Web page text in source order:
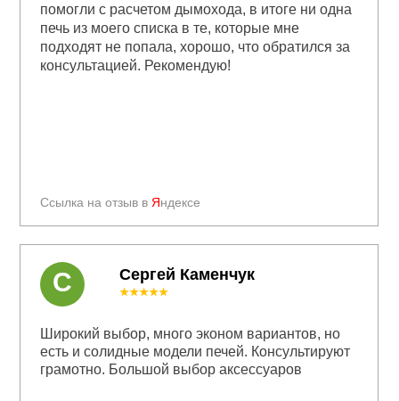
Ссылка на отзыв в Яндексе
помогли с расчетом дымохода, в итоге ни одна
печь из моего списка в те, которые мне
подходят не попала, хорошо, что обратился за
консультацией. Рекомендую!
Сергей Каменчук
★★★★★
Широкий выбор, много эконом вариантов, но
есть и солидные модели печей. Консультируют
грамотно. Большой выбор аксессуаров
С